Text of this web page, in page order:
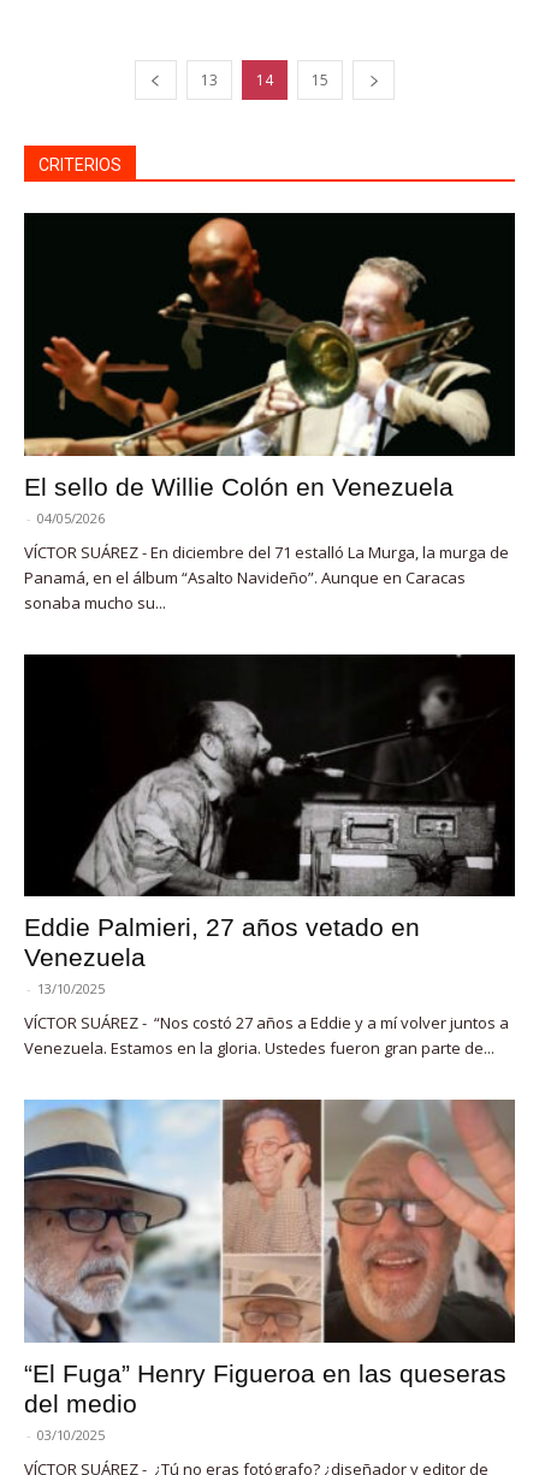
13 14 15
CRITERIOS
El sello de Willie Colón en Venezuela
- 04/05/2026
VÍCTOR SUÁREZ - En diciembre del 71 estalló La Murga, la murga de
Panamá, en el álbum “Asalto Navideño”. Aunque en Caracas
sonaba mucho su...
Eddie Palmieri, 27 años vetado en
Venezuela
- 13/10/2025
VÍCTOR SUÁREZ - “Nos costó 27 años a Eddie y a mí volver juntos a
Venezuela. Estamos en la gloria. Ustedes fueron gran parte de...
“El Fuga” Henry Figueroa en las queseras
del medio
- 03/10/2025
VÍCTOR SUÁREZ - ¿Tú no eras fotógrafo? ¿diseñador y editor de